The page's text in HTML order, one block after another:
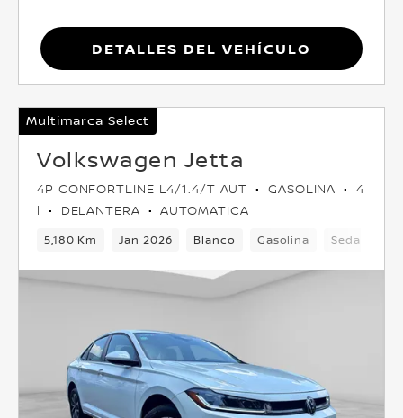
Detalles del vehículo
Multimarca Select
Volkswagen Jetta
4P CONFORTLINE L4/1.4/T AUT GASOLINA
4
l
DELANTERA AUTOMATICA
5,180 Km Jan 2026 Blanco Gasolina Sedan